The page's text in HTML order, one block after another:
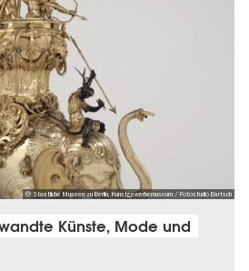
© Staatliche Museen zu Berlin, Kunstgewerbemuseum / Fotostudio Bartsch
Künste, Mode und